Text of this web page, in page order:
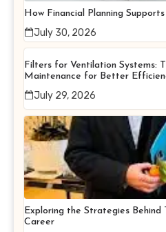
How Financial Planning
July 30, 2026
Filters for Ventilation Systems:
Maintenance for Better
July 29, 2026
Exploring the Strategies Behind
Career